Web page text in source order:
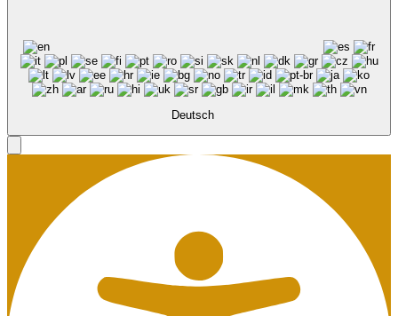
Deutsch